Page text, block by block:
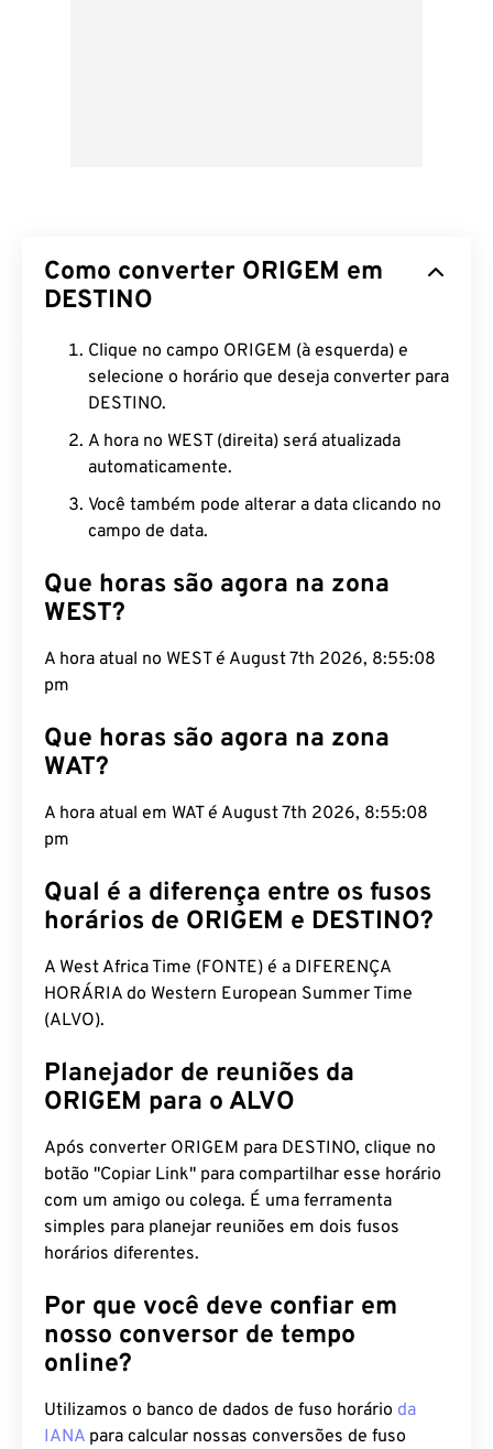
Como converter ORIGEM em
DESTINO
Clique no campo ORIGEM (à esquerda) e
selecione o horário que deseja converter para
DESTINO.
A hora no WEST (direita) será atualizada
automaticamente.
Você também pode alterar a data clicando no
campo de data.
Que horas são agora na zona
WEST?
A hora atual no WEST é August 7th 2026, 8:55:09
pm
Que horas são agora na zona
WAT?
A hora atual em WAT é August 7th 2026, 8:55:09
pm
Qual é a diferença entre os fusos
horários de ORIGEM e DESTINO?
A West Africa Time (FONTE) é a DIFERENÇA
HORÁRIA do Western European Summer Time
(ALVO).
Planejador de reuniões da
ORIGEM para o ALVO
Após converter ORIGEM para DESTINO, clique no
botão "Copiar Link" para compartilhar esse horário
com um amigo ou colega. É uma ferramenta
simples para planejar reuniões em dois fusos
horários diferentes.
Por que você deve confiar em
nosso conversor de tempo
online?
Utilizamos o banco de dados de fuso horário da
IANA para calcular nossas conversões de fuso